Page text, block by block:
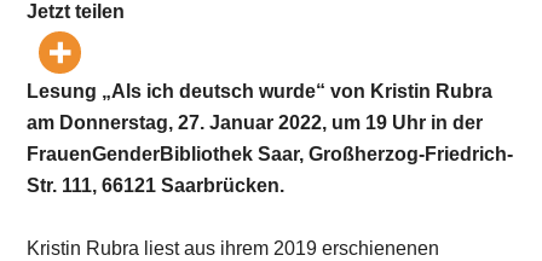
Jetzt teilen
Lesung „Als ich deutsch wurde“ von Kristin Rubra
am Donnerstag, 27. Januar 2022, um 19 Uhr in der
FrauenGenderBibliothek Saar,Großherzog-Friedrich-
Str. 111, 66121 Saarbrücken.
Kristin Rubra liest aus ihrem 2019 erschienenen